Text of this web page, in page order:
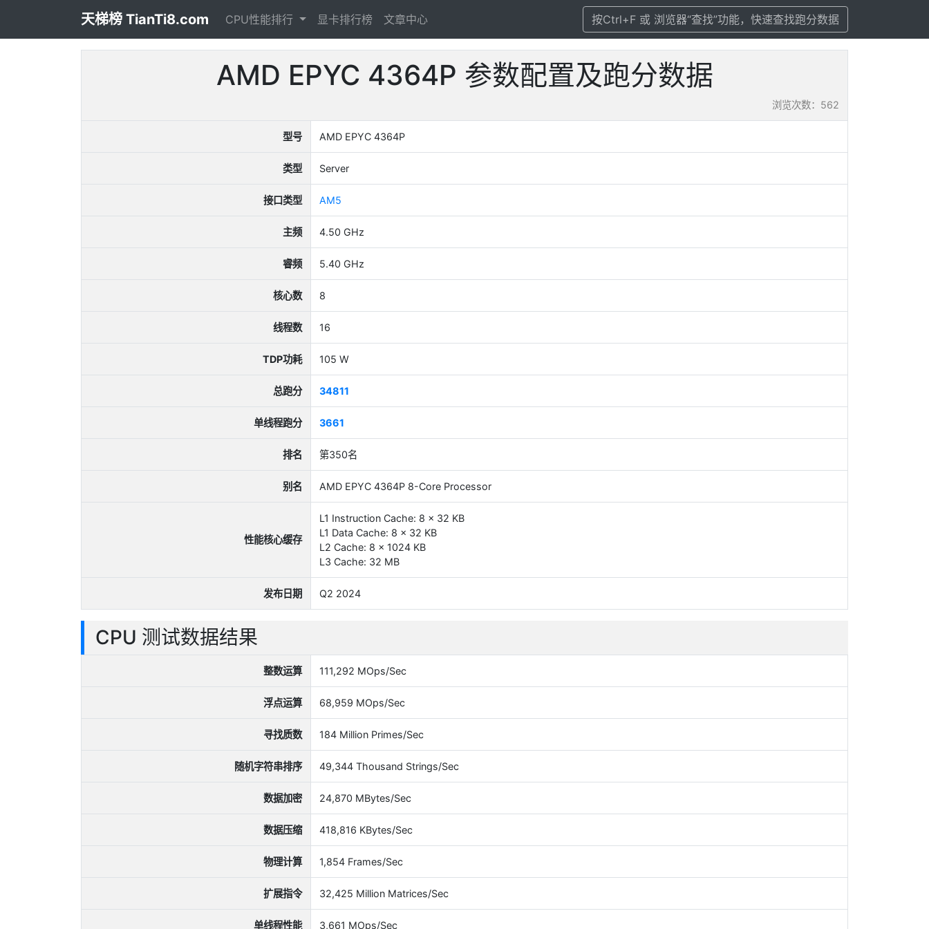
天梯榜 TianTi8.com CPU性能排行 显卡排行榜 文章中心 按Ctrl+F 或 浏览器“查找”功能，快速查找跑分数据
AMD EPYC 4364P 参数配置及跑分数据
浏览次数：562
型号 AMD EPYC 4364P
类型 Server
接口类型 AM5
主频 4.50 GHz
睿频 5.40 GHz
核心数 8
线程数 16
TDP功耗 105 W
总跑分 34811
单线程跑分 3661
排名 第350名
别名 AMD EPYC 4364P 8-Core Processor
性能核心缓存
L1 Instruction Cache: 8 x 32 KB
L1 Data Cache: 8 x 32 KB
L2 Cache: 8 x 1024 KB
L3 Cache: 32 MB
发布日期 Q2 2024
CPU 测试数据结果
整数运算 111,292 MOps/Sec
浮点运算 68,959 MOps/Sec
寻找质数 184 Million Primes/Sec
随机字符串排序 49,344 Thousand Strings/Sec
数据加密 24,870 MBytes/Sec
数据压缩 418,816 KBytes/Sec
物理计算 1,854 Frames/Sec
扩展指令 32,425 Million Matrices/Sec
单线程性能 3,661 MOps/Sec